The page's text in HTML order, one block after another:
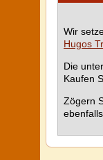
Wir
Hugos
Die
Kaufen
Zögern